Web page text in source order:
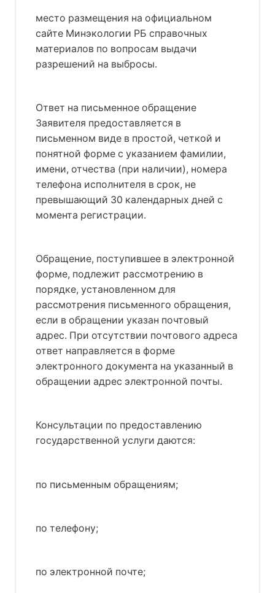
место размещения на официальном
сайте Минэкологии РБ справочных
материалов по вопросам выдачи
разрешений на выбросы.
Ответ на письменное обращение
Заявителя предоставляется в
письменном виде в простой, четкой и
понятной форме с указанием фамилии,
имени, отчества (при наличии), номера
телефона исполнителя в срок, не
превышающий 30 календарных дней с
момента регистрации.
Обращение, поступившее в электронной
форме, подлежит рассмотрению в
порядке, установленном для
рассмотрения письменного обращения,
если в обращении указан почтовый
адрес. При отсутствии почтового адреса
ответ направляется в форме
электронного документа на указанный в
обращении адрес электронной почты.
Консультации по предоставлению
государственной услуги даются:
по письменным обращениям;
по телефону;
по электронной почте;